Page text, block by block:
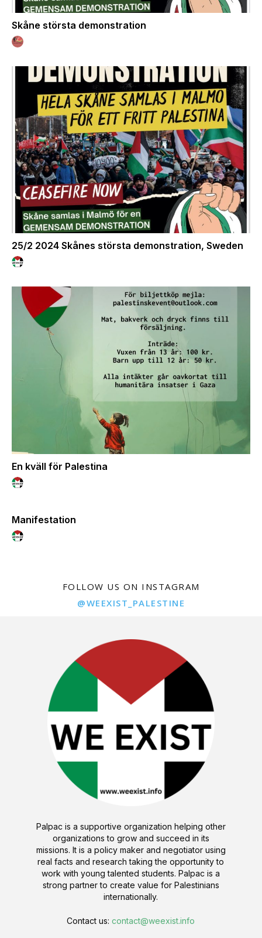
Skåne största demonstration
25/2 2024 Skånes största demonstration, Sweden
En kväll för Palestina
Manifestation
FOLLOW US ON INSTAGRAM
@WEEXIST_PALESTINE
Palpac is a supportive organization helping other
organizations to grow and succeed in its
missions. It is a policy maker and negotiator using
real facts and research taking the opportunity to
work with young talented students. Palpac is a
strong partner to create value for Palestinians
internationally.
Contact us:contact@weexist.info